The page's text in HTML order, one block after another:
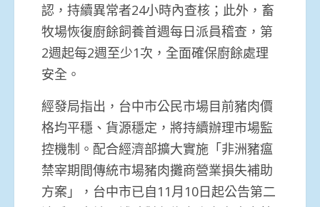
認，持續異常者24小時內查核；此外，畜
牧場恢復廚餘飼養首週每日派員稽查，第
2週起每2週至少1次，全面確保廚餘處理
安全。
經發局指出，台中市公民市場目前豬肉價
格均平穩、貨源穩定，將持續辦理市場監
控機制。配合經濟部擴大實施「非洲豬瘟
禁宰期間傳統市場豬肉攤商營業損失補助
方案」，台中市已自11月10日起公告第二